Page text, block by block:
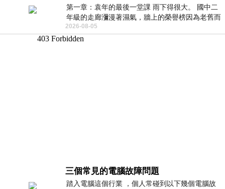
第一章：袁年的最後一堂課 雨下得很大。 國中二
年級的走廊瀰漫著濕氣，牆上的榮譽榜因為老舊而
微微捲起。 堯禹舜站在辦公室外，手
2026-08-05
三個常見的電腦故障問題
踏入電腦這個行業 ，個人常碰到以下幾個電腦故